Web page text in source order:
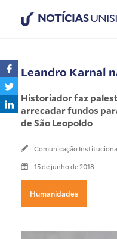
NOTÍCIAS
Leandro Karnal
Historiador faz
arrecadar fundos
de São Leopoldo
Comunicação
15 de junho de 2018
Humanidades